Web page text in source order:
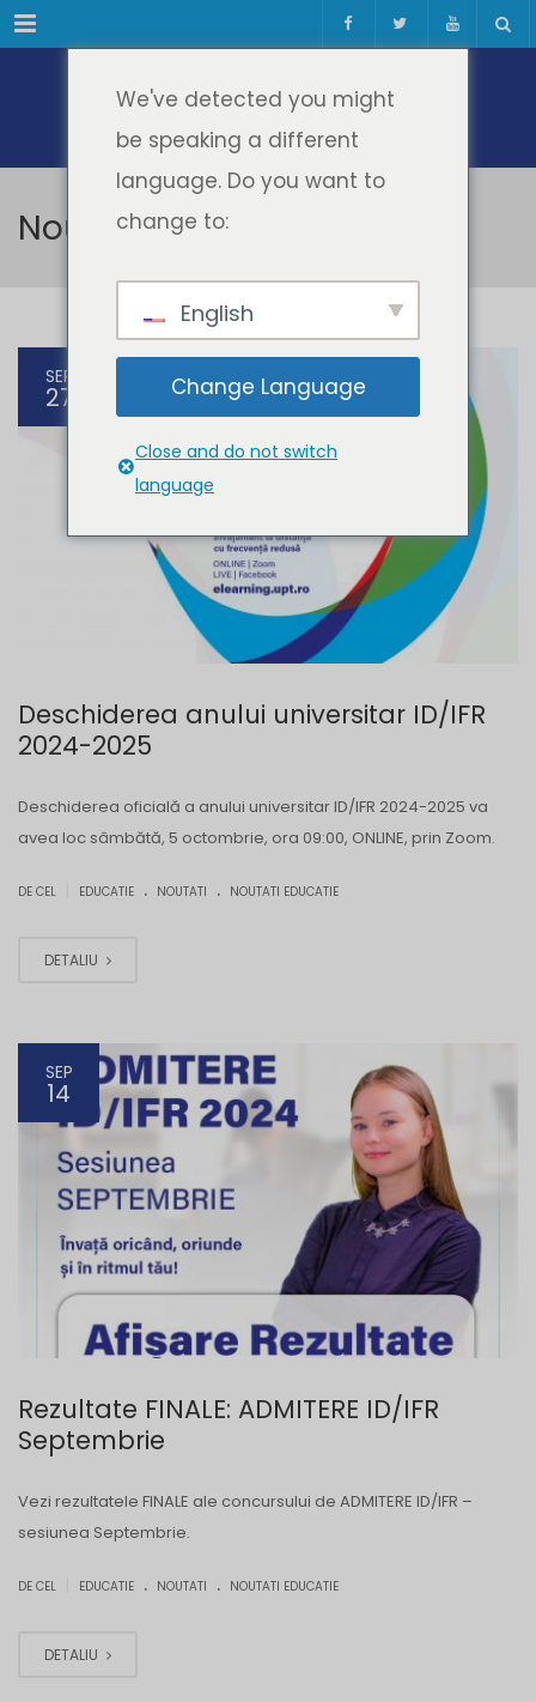
Meniul
Noutati Educatie
SEP
27
Deschiderea anului universitar ID/IFR
2024-2025
Deschiderea oficială a anului universitar ID/IFR 2024-2025 va
avea loc sâmbătă, 5 octombrie, ora 09:00, ONLINE, prin Zoom.
DE CEL EDUCATIE . NOUTATI . NOUTATI EDUCATIE
DETALIU
SEP
14
Rezultate FINALE: ADMITERE ID/IFR
Septembrie
Vezi rezultatele FINALE ale concursului de ADMITERE ID/IFR –
sesiunea Septembrie.
DE CEL EDUCATIE . NOUTATI . NOUTATI EDUCATIE
DETALIU
We've detected you might
be speaking a different
language. Do you want to
change to:
English
Change Language
Close and do not switch
language